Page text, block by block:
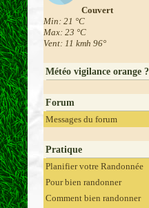
Couvert
Min: 21 °C
Max: 23 °C
Vent: 11 kmh 96°
Météo vigilance orange ?
Forum
Messages du forum
Pratique
Planifier votre Randonnée
Pour bien randonner
Comment bien randonner